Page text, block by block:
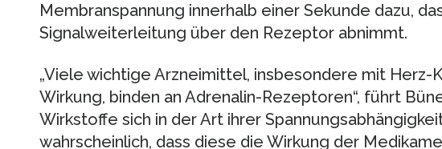
Membranspannung innerhalb einer Sekunde dazu,
Signalweiterleitung über den Rezeptor abnimmt.
„Viele wichtige Arzneimittel, insbesondere mit Herz-
Wirkung, binden an Adrenalin-Rezeptoren“, führt
Wirkstoffe sich in der Art ihrer
wahrscheinlich, dass diese die Wirkung der